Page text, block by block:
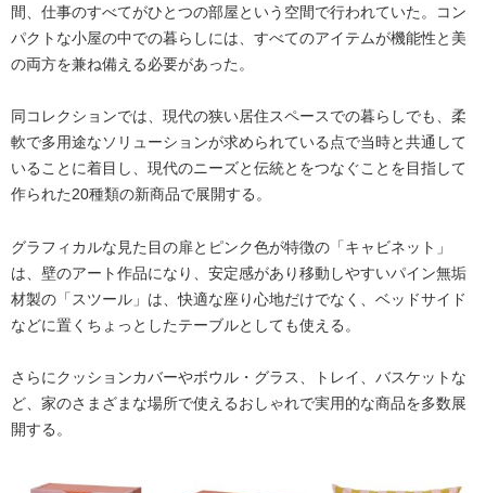
間、仕事のすべてがひとつの部屋という空間で行われていた。コン
パクトな小屋の中での暮らしには、すべてのアイテムが機能性と美
の両方を兼ね備える必要があった。
同コレクションでは、現代の狭い居住スペースでの暮らしでも、柔
軟で多用途なソリューションが求められている点で当時と共通して
いることに着目し、現代のニーズと伝統とをつなぐことを目指して
作られた20種類の新商品で展開する。
グラフィカルな見た目の扉とピンク色が特徴の「キャビネット」
は、壁のアート作品になり、安定感があり移動しやすいパイン無垢
材製の「スツール」は、快適な座り心地だけでなく、ベッドサイド
などに置くちょっとしたテーブルとしても使える。
さらにクッションカバーやボウル・グラス、トレイ、バスケットな
ど、家のさまざまな場所で使えるおしゃれで実用的な商品を多数展
開する。